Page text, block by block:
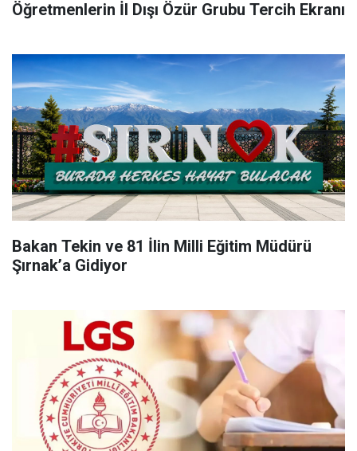
Öğretmenlerin İl Dışı Özür Grubu Tercih Ekranı
Bakan Tekin ve 81 İlin Milli Eğitim Müdürü
Şırnak’a Gidiyor